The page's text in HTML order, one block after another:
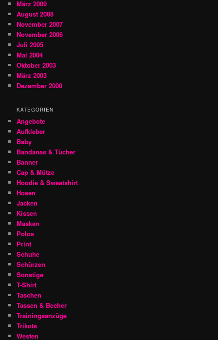
März 2009
August 2008
November 2007
November 2006
Juli 2005
Mai 2004
Oktober 2003
März 2003
Dezember 2000
KATEGORIEN
Angebote
Aufkleber
Baby
Bandanas & Tücher
Banner
Cap & Mütze
Hoodie & Sweatshirt
Hosen
Jacken
Kissen
Masken
Polos
Print
Schuhe
Schürzen
Sonstige
T-Shirt
Taschen
Tassen & Becher
Trainingsanzüge
Trikots
Westen